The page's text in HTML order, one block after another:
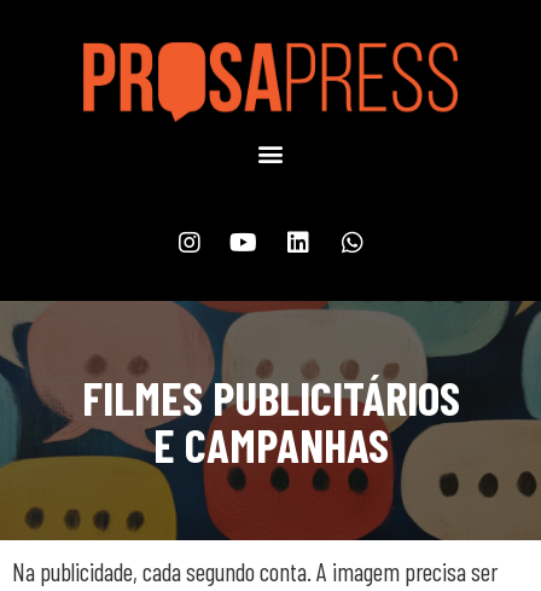
FILMES PUBLICITÁRIOS
E CAMPANHAS
Na publicidade, cada segundo conta. A imagem precisa ser